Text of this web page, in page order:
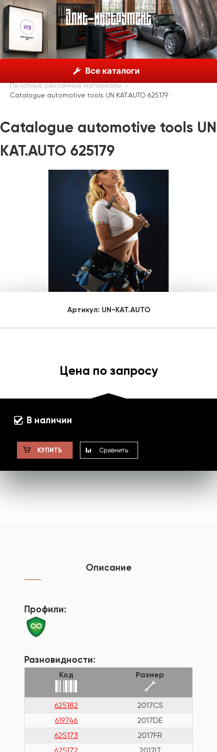
Все каталоги
Unior, Словения
Рекламные материалы
Печатные рекламные материалы
Catalogue automotive tools UN KAT.AUTO 625179
Catalogue automotive tools UN
KAT.AUTO 625179
Артикул: UN-KAT.AUTO
Цена по запросу
В наличии
КУПИТЬ Сравнить
Описание
Профили:
Разновидности:
Код Размер
625182
2017CS
619746
2017DE
625173
2017FR